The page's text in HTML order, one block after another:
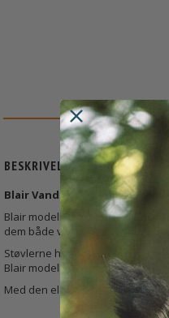
BESKRIVELSE
Blair Vandrestøvle fra Trespass
Blair modellen fra skotske
dem både vandtætte og åndbare
Støvlerne har en skridsikker
Blair modellen foret og
Med den elegante cognacbrune